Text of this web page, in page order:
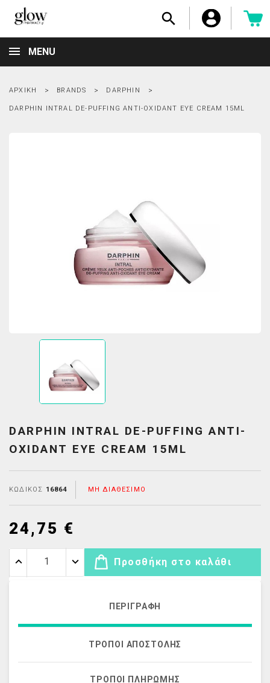

MENU
ΑΡΧΙΚΉ BRANDS DARPHIN
DARPHIN INTRAL DE-PUFFING ANTI-OXIDANT EYE CREAM 15ML
DARPHIN INTRAL DE-PUFFING ANTI-
OXIDANT EYE CREAM 15ML
ΚΩΔΙΚΌΣ 16864 ΜΗ ΔΙΑΘΈΣΙΜΟ
24,75 €
Προσθήκη στο καλάθι
ΠΕΡΙΓΡΑΦΉ
ΤΡΌΠΟΙ ΑΠΟΣΤΟΛΉΣ
ΤΡΌΠΟΙ ΠΛΗΡΩΜΉΣ